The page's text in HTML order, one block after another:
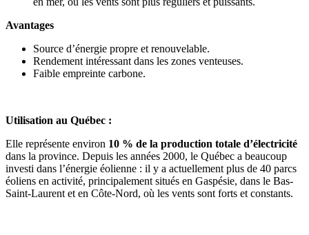
Avantages
Source d’énergie propre et renouvelable.
Rendement intéressant dans les zones venteuses.
Faible empreinte carbone.
Utilisation au Québec :
Elle représente environ 10 % de la production totale d’électricité
dans la province. Depuis les années 2000, le Québec a beaucoup
investi dans l’énergie éolienne : il y a actuellement plus de 40 parcs
éoliens en activité, principalement situés en Gaspésie, dans le Bas-
Saint-Laurent et en Côte-Nord, où les vents sont forts et constants.